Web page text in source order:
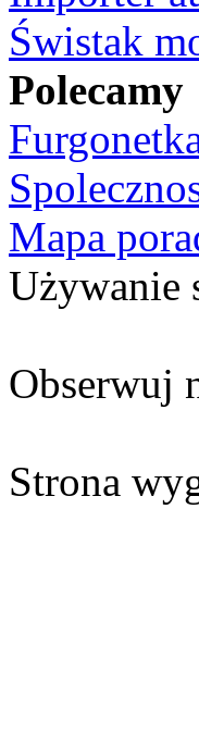
Świstak
Polecamy
Mapa
Używanie
Obserwuj
Strona